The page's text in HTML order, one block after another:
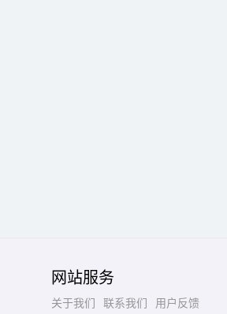
网站服务
关于我们 联系我们
用户反馈